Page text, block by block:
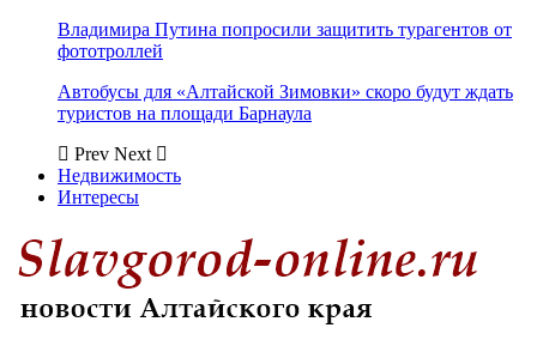
Владимира Путина попросили защитить турагентов от
фототроллей
Автобусы для «Алтайской Зимовки» скоро будут ждать
туристов на площади Барнаула
Prev Next
Недвижимость
Интересы